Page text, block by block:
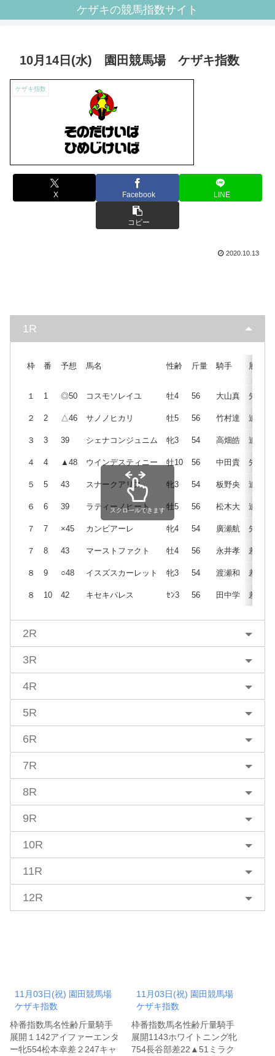
ケザキの競馬指数サイト
10月14日(水) 園田競馬場 ケザキ指数
ケザキ指数
X Facebook LINE
コピー
2020.10.13
1R
枠 番 予想 馬名 性齢 斤量 騎手 展開
１ 1 ◎50 コスモソレイユ 牡4 56 大山真 先
２ 2 △46 サノノヒカリ 牡5 56 竹村達 追
３ 3 39 シェナコンジュニム 牝3 54 高畑皓 追
４ 4 ▲48 ウインデスティニー 牡10 56 中田貴 先
５ 5 43 スナークアリス 牝3 54 板野央 追
６ 6 39 ラティーノヒート 牡5 56 松木大 追
７ 7 ×45 カンビアーレ 牝4 54 廣瀬航 先
７ 8 43 マーストファクト 牡4 56 永井孝 差
８ 9 ○48 イスズスカーレット 牝3 54 渡瀬和 差
８ 10 42 キセキパレス ｾﾝ3 56 田中学 差
スクロールできます
2R
3R
4R
5R
6R
7R
8R
9R
10R
11R
12R
11月03日(祝) 園田競馬場
ケザキ指数
枠番指数馬名性齢斤量騎手
展開１142アイファーエンタ
ー牝554松本幸差２247キャ
11月03日(祝) 園田競馬場
ケザキ指数
枠番指数馬名性齢斤量騎手
展開1143ホワイトニング牝
754長谷部差22▲51ミラク